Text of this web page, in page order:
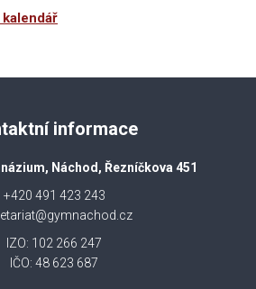
informace
Náchod, Řezníčkova 451
+420 491 423 243
IZO: 102 266 247
IČO: 48 623 687